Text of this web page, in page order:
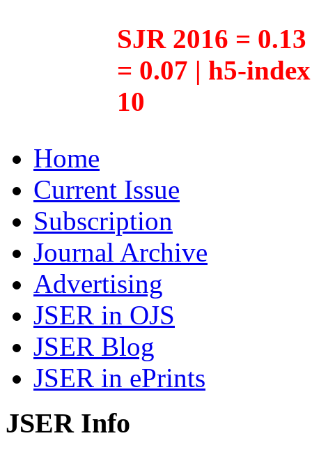
SJR 2016 =
= 0.07 | h5-
10
Home
Current Issue
Subscription
Journal Archive
Advertising
JSER in OJS
JSER Blog
JSER in ePrints
JSER Info